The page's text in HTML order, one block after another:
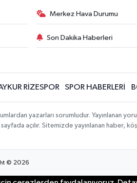
Merkez Hava Durumu
Son Dakika Haberleri
RİZESPOR SPOR HABERLERİ
yazarları sorumludur. Yayınlanan
açılır. Sitemizde yayınlanan haber,
© 2026